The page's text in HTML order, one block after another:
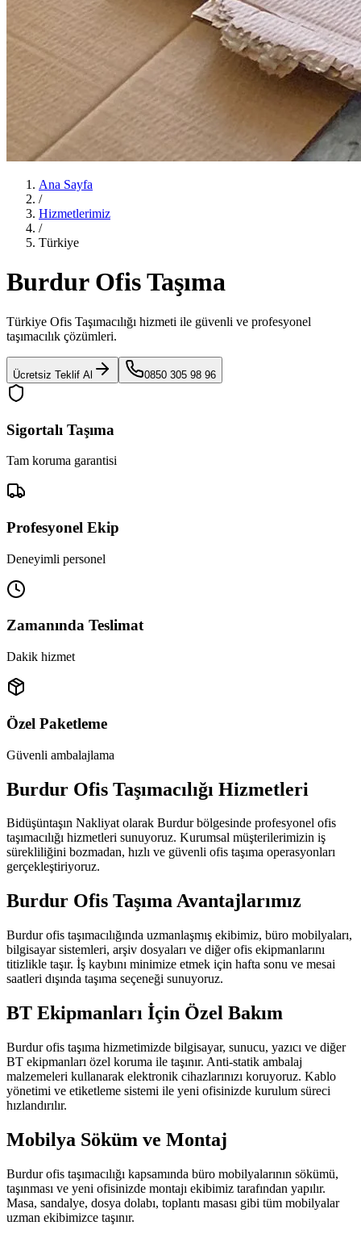
Ana Sayfa
/
Hizmetlerimiz
/
Türkiye
Burdur Ofis Taşıma
Türkiye Ofis Taşımacılığı hizmeti ile güvenli ve profesyonel
taşımacılık çözümleri.
Ücretsiz Teklif Al 0850 305 98 96
Sigortalı Taşıma
Tam koruma garantisi
Profesyonel Ekip
Deneyimli personel
Zamanında Teslimat
Dakik hizmet
Özel Paketleme
Güvenli ambalajlama
Burdur Ofis Taşımacılığı Hizmetleri
Bidüşüntaşın Nakliyat olarak Burdur bölgesinde profesyonel ofis
taşımacılığı hizmetleri sunuyoruz. Kurumsal müşterilerimizin iş
sürekliliğini bozmadan, hızlı ve güvenli ofis taşıma operasyonları
gerçekleştiriyoruz.
Burdur Ofis Taşıma Avantajlarımız
Burdur ofis taşımacılığında uzmanlaşmış ekibimiz, büro mobilyaları,
bilgisayar sistemleri, arşiv dosyaları ve diğer ofis ekipmanlarını
titizlikle taşır. İş kaybını minimize etmek için hafta sonu ve mesai
saatleri dışında taşıma seçeneği sunuyoruz.
BT Ekipmanları İçin Özel Bakım
Burdur ofis taşıma hizmetimizde bilgisayar, sunucu, yazıcı ve diğer
BT ekipmanları özel koruma ile taşınır. Anti-statik ambalaj
malzemeleri kullanarak elektronik cihazlarınızı koruyoruz. Kablo
yönetimi ve etiketleme sistemi ile yeni ofisinizde kurulum süreci
hızlandırılır.
Mobilya Söküm ve Montaj
Burdur ofis taşımacılığı kapsamında büro mobilyalarının sökümü,
taşınması ve yeni ofisinizde montajı ekibimiz tarafından yapılır.
Masa, sandalye, dosya dolabı, toplantı masası gibi tüm mobilyalar
uzman ekibimizce taşınır.